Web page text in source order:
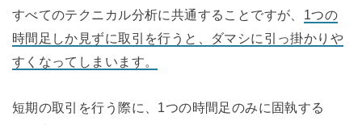
すべてのテクニカル分析に共通することですが、 1つの
時間足しか見ずに取引を行うと、ダマシに引っ掛かりや
すくなってしまいます。
短期の取引を行う際に、1つの時間足のみに固執する